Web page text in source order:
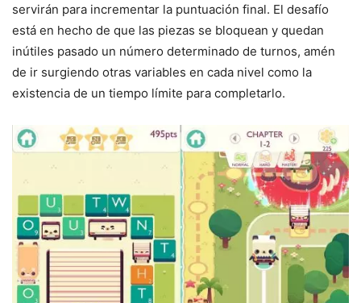
servirán para incrementar la puntuación final. El desafío
está en hecho de que las piezas se bloquean y quedan
inútiles pasado un número determinado de turnos, amén
de ir surgiendo otras variables en cada nivel como la
existencia de un tiempo límite para completarlo.